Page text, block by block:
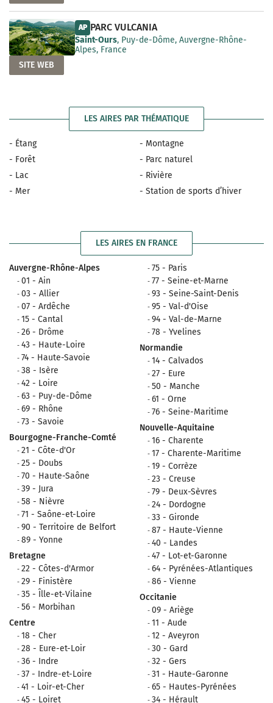
AP PARC VULCANIA
Saint-Ours, Puy-de-Dôme, Auvergne-Rhône-
Alpes, France
SITE WEB
LES AIRES PAR THÉMATIQUE
- Étang
- Forêt
- Lac
- Mer
- Montagne
- Parc naturel
- Rivière
- Station de sports d’hiver
LES AIRES EN FRANCE
Auvergne-Rhône-Alpes
01 - Ain
03 - Allier
07 - Ardêche
15 - Cantal
26 - Drôme
43 - Haute-Loire
74 - Haute-Savoie
38 - Isère
42 - Loire
63 - Puy-de-Dôme
69 - Rhône
73 - Savoie
Bourgogne-Franche-Comté
21 - Côte-d'Or
25 - Doubs
70 - Haute-Saône
39 - Jura
58 - Nièvre
71 - Saône-et-Loire
90 - Territoire de Belfort
89 - Yonne
Bretagne
22 - Côtes-d'Armor
29 - Finistère
35 - Îlle-et-Vilaine
56 - Morbihan
Centre
18 - Cher
28 - Eure-et-Loir
36 - Indre
37 - Indre-et-Loire
41 - Loir-et-Cher
45 - Loiret
75 - Paris
77 - Seine-et-Marne
93 - Seine-Saint-Denis
95 - Val-d'Oise
94 - Val-de-Marne
78 - Yvelines
Normandie
14 - Calvados
27 - Eure
50 - Manche
61 - Orne
76 - Seine-Maritime
Nouvelle-Aquitaine
16 - Charente
17 - Charente-Maritime
19 - Corrèze
23 - Creuse
79 - Deux-Sèvres
24 - Dordogne
33 - Gironde
87 - Haute-Vienne
40 - Landes
47 - Lot-et-Garonne
64 - Pyrénées-Atlantiques
86 - Vienne
Occitanie
09 - Ariège
11 - Aude
12 - Aveyron
30 - Gard
32 - Gers
31 - Haute-Garonne
65 - Hautes-Pyrénées
34 - Hérault